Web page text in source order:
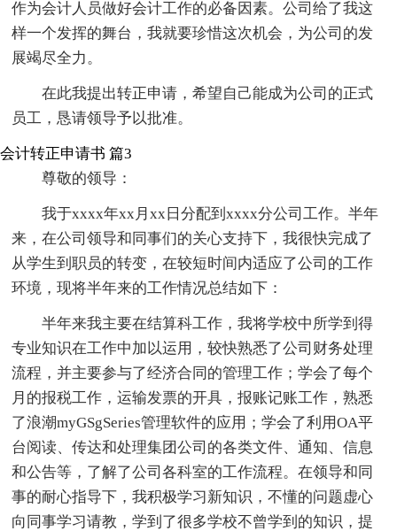
作为会计人员做好会计工作的必备因素。公司给了我这
样一个发挥的舞台，我就要珍惜这次机会，为公司的发
展竭尽全力。
在此我提出转正申请，希望自己能成为公司的正式
员工，恳请领导予以批准。
会计转正申请书 篇3
尊敬的领导：
我于xxxx年xx月xx日分配到xxxx分公司工作。半年
来，在公司领导和同事们的关心支持下，我很快完成了
从学生到职员的转变，在较短时间内适应了公司的工作
环境，现将半年来的工作情况总结如下：
半年来我主要在结算科工作，我将学校中所学到得
专业知识在工作中加以运用，较快熟悉了公司财务处理
流程，并主要参与了经济合同的管理工作；学会了每个
月的报税工作，运输发票的开具，报账记账工作，熟悉
了浪潮myGSgSeries管理软件的应用；学会了利用OA平
台阅读、传达和处理集团公司的各类文件、通知、信息
和公告等，了解了公司各科室的工作流程。在领导和同
事的耐心指导下，我积极学习新知识，不懂的问题虚心
向同事学习请教，学到了很多学校不曾学到的知识，提